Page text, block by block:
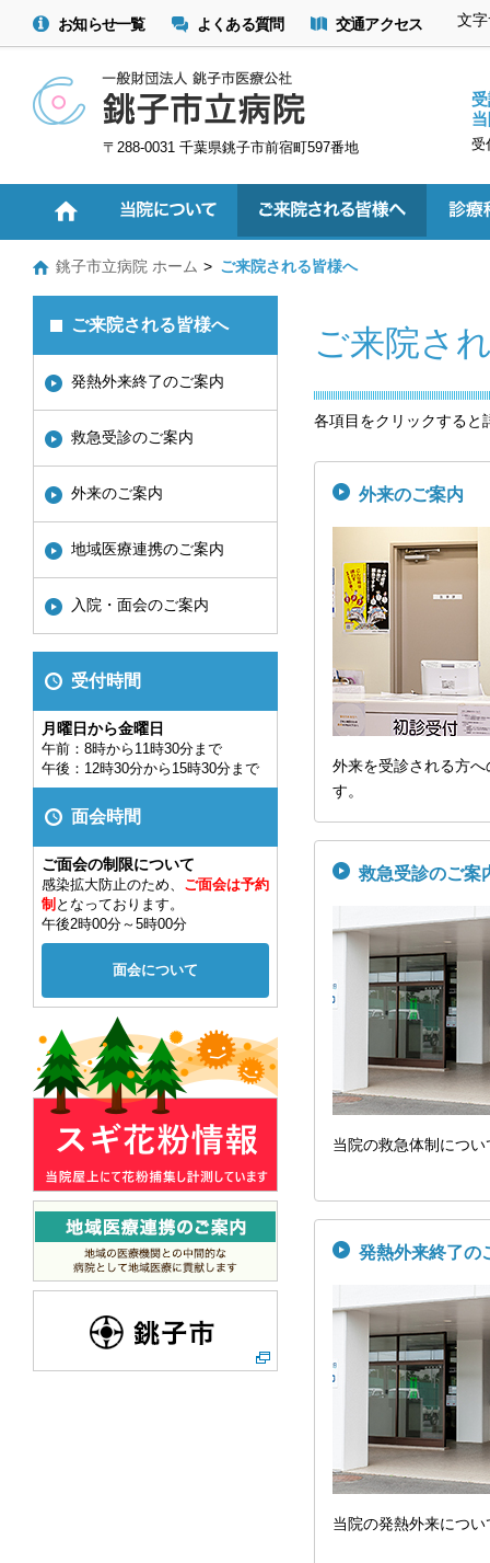
お知らせ一覧 よくある質問 交通アクセス 文
〒288-0031 千葉県銚子市前宿町597番地 受
銚子市立病院 ホーム ご来院される皆様へ
ご来院さ
各項目をクリックすると
外来のご案内
外来を受診される方
す。
救急受診のご案
当院の救急体制につ
発熱外来終了の
当院の発熱外来につ
ご来院される皆様へ
発熱外来終了のご案内
救急受診のご案内
外来のご案内
地域医療連携のご案内
入院・面会のご案内
受付時間
月曜日から金曜日
午前：8時から11時30分まで
午後：12時30分から15時30分まで
面会時間
ご面会の制限について
感染拡大防止のため、 ご面会は予約
制 となっております。
午後2時00分～5時00分
面会について